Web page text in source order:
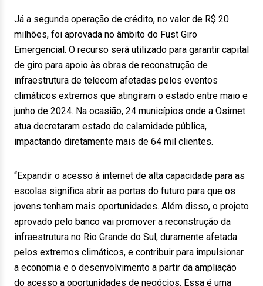
Já a segunda operação de crédito, no valor de R$ 20
milhões, foi aprovada no âmbito do Fust Giro
Emergencial. O recurso será utilizado para garantir capital
de giro para apoio às obras de reconstrução de
infraestrutura de telecom afetadas pelos eventos
climáticos extremos que atingiram o estado entre maio e
junho de 2024. Na ocasião, 24 municípios onde a Osirnet
atua decretaram estado de calamidade pública,
impactando diretamente mais de 64 mil clientes.
“Expandir o acesso à internet de alta capacidade para as
escolas significa abrir as portas do futuro para que os
jovens tenham mais oportunidades. Além disso, o projeto
aprovado pelo banco vai promover a reconstrução da
infraestrutura no Rio Grande do Sul, duramente afetada
pelos extremos climáticos, e contribuir para impulsionar
a economia e o desenvolvimento a partir da ampliação
do acesso a oportunidades de negócios. Essa é uma